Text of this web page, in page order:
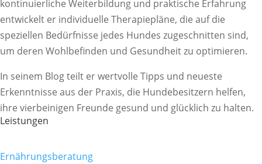
kontinuierliche Weiterbildung und praktische Erfahrung
entwickelt er individuelle Therapiepläne, die auf die
speziellen Bedürfnisse jedes Hundes zugeschnitten sind,
um deren Wohlbefinden und Gesundheit zu optimieren.
In seinem Blog teilt er wertvolle Tipps und neueste
Erkenntnisse aus der Praxis, die Hundebesitzern helfen,
ihre vierbeinigen Freunde gesund und glücklich zu halten.
Leistungen
Ernährungsberatung